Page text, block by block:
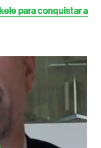
para conquistar a